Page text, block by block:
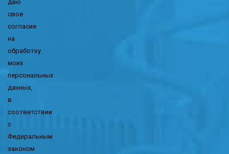
даю
свое
согласие
на
обработку
моих
персональных
данных,
в
соответствии
с
Федеральным
законом